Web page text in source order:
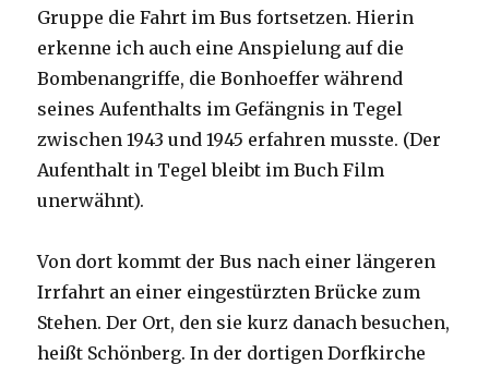
Gruppe die Fahrt im Bus fortsetzen. Hierin
erkenne ich auch eine Anspielung auf die
Bombenangriffe, die Bonhoeffer während
seines Aufenthalts im Gefängnis in Tegel
zwischen 1943 und 1945 erfahren musste. (Der
Aufenthalt in Tegel bleibt im Buch Film
unerwähnt).
Von dort kommt der Bus nach einer längeren
Irrfahrt an einer eingestürzten Brücke zum
Stehen. Der Ort, den sie kurz danach besuchen,
heißt Schönberg. In der dortigen Dorfkirche